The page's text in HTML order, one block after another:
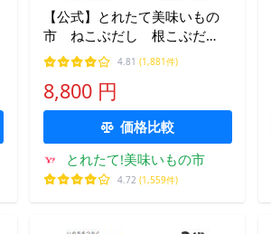
【公式】とれたて美味いもの
市 ねこぶだし 根こぶだ
し 根昆布だし 出汁 昆
布 北海道 梅沢富美男 調
味料 450ml×6本×2
4.81 (1,881件)
8,800 円
価格比較
とれたて!美味いもの市
4.72 (1,559件)